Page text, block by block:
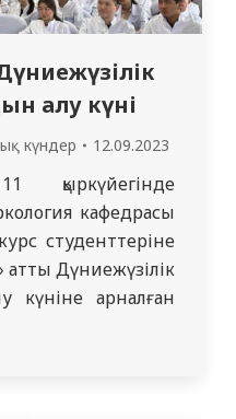
алу күні
күндер 12.09.2023
кафедрасы
студенттеріне
атты Дүниежүзілік
күніне арналған
аясында